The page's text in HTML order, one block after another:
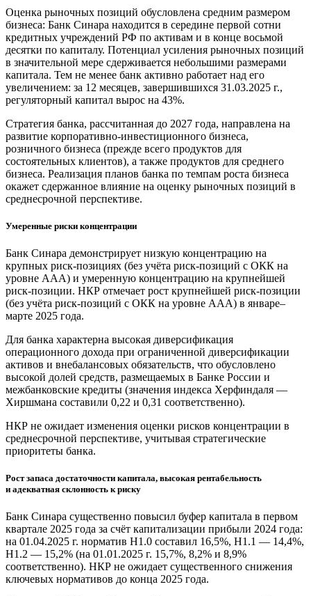
Оценка рыночных позиций обусловлена средним размером
бизнеса: Банк Синара находится в середине первой сотни
кредитных учреждений РФ по активам и в конце восьмой
десятки по капиталу. Потенциал усиления рыночных позиций
в значительной мере сдерживается небольшими размерами
капитала. Тем не менее банк активно работает над его
увеличением: за 12 месяцев, завершившихся 31.03.2025 г.,
регуляторный капитал вырос на 43%.
Стратегия банка, рассчитанная до 2027 года, направлена на
развитие корпоративно-инвестиционного бизнеса,
розничного бизнеса (прежде всего продуктов для
состоятельных клиентов), а также продуктов для среднего
бизнеса. Реализация планов банка по темпам роста бизнеса
окажет сдержанное влияние на оценку рыночных позиций в
среднесрочной перспективе.
Умеренные риски концентрации
Банк Синара демонстрирует низкую концентрацию на
крупных риск-позициях (без учёта риск-позиций с ОКК на
уровне ААА) и умеренную концентрацию на крупнейшей
риск-позиции. НКР отмечает рост крупнейшей риск-позиции
(без учёта риск-позиций с ОКК на уровне ААА) в январе–
марте 2025 года.
Для банка характерна высокая диверсификация
операционного дохода при ограниченной диверсификации
активов и внебалансовых обязательств, что обусловлено
высокой долей средств, размещаемых в Банке России и
межбанковские кредиты (значения индекса Херфиндаля —
Хиршмана составили 0,22 и 0,31 соответственно).
НКР не ожидает изменения оценки рисков концентрации в
среднесрочной перспективе, учитывая стратегические
приоритеты банка.
Рост запаса достаточности капитала, высокая рентабельность
и адекватная склонность к риску
Банк Синара существенно повысил буфер капитала в первом
квартале 2025 года за счёт капитализации прибыли 2024 года:
на 01.04.2025 г. норматив Н1.0 составил 16,5%, Н1.1 — 14,4%,
Н1.2 — 15,2% (на 01.01.2025 г. 15,7%, 8,2% и 8,9%
соответственно). НКР не ожидает существенного снижения
ключевых нормативов до конца 2025 года.